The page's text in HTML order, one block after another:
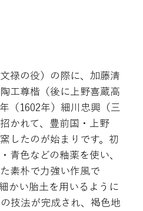
禄の役）の際に、加藤清
工尊楷（後に上野喜蔵高
（1602年）細川忠興（三
かれて、豊前国・上野
したのが始まりです。初
青色などの釉薬を使い、
素朴で力強い作風で
かい胎土を用いるように
技法が完成され、褐色地